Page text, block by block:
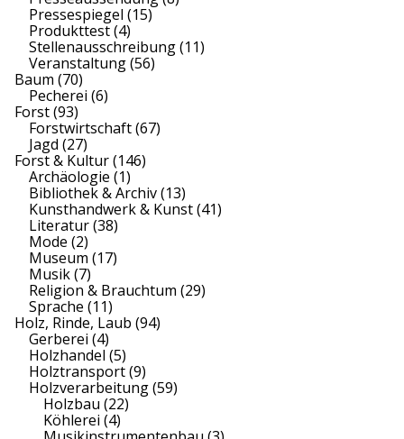
Pressespiegel (15)
Produkttest(4)
Stellenausschreibung(11)
Veranstaltung(56)
Baum (70)
Pecherei (6)
Forst(93)
Forstwirtschaft(67)
Jagd (27)
Forst & Kultur(146)
Archäologie (1)
Bibliothek & Archiv(13)
Kunsthandwerk & Kunst(41)
Literatur(38)
Mode (2)
Museum (17)
Musik(7)
Religion & Brauchtum (29)
Sprache (11)
Holz, Rinde, Laub (94)
Gerberei (4)
Holzhandel (5)
Holztransport(9)
Holzverarbeitung(59)
Holzbau (22)
Köhlerei (4)